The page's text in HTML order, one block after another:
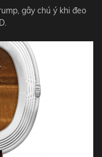
gây chú ý khi đeo